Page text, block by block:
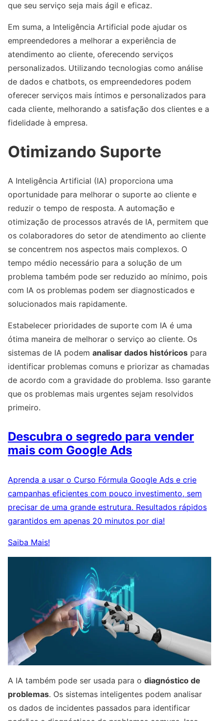
que seu serviço seja mais ágil e eficaz.
Em suma, a Inteligência Artificial pode ajudar os
empreendedores a melhorar a experiência de
atendimento ao cliente, oferecendo serviços
personalizados. Utilizando tecnologias como análise
de dados e chatbots, os empreendedores podem
oferecer serviços mais íntimos e personalizados para
cada cliente, melhorando a satisfação dos clientes e a
fidelidade à empresa.
Otimizando Suporte
A Inteligência Artificial (IA) proporciona uma
oportunidade para melhorar o suporte ao cliente e
reduzir o tempo de resposta. A automação e
otimização de processos através de IA, permitem que
os colaboradores do setor de atendimento ao cliente
se concentrem nos aspectos mais complexos. O
tempo médio necessário para a solução de um
problema também pode ser reduzido ao mínimo, pois
com IA os problemas podem ser diagnosticados e
solucionados mais rapidamente.
Estabelecer prioridades de suporte com IA é uma
ótima maneira de melhorar o serviço ao cliente. Os
sistemas de IA podem analisar dados históricos para
identificar problemas comuns e priorizar as chamadas
de acordo com a gravidade do problema. Isso garante
que os problemas mais urgentes sejam resolvidos
primeiro.
Descubra o segredo para vender
mais com Google Ads
Aprenda a usar o Curso Fórmula Google Ads e crie
campanhas eficientes com pouco investimento, sem
precisar de uma grande estrutura. Resultados rápidos
garantidos em apenas 20 minutos por dia!
Saiba Mais!
A IA também pode ser usada para o diagnóstico de
problemas. Os sistemas inteligentes podem analisar
os dados de incidentes passados ​​para identificar